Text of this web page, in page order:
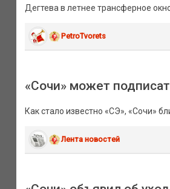
Дегтева в летнее трансферное
PetroTvorets
«Сочи» может
Как стало известно «СЭ», «Сочи»
Лента новостей